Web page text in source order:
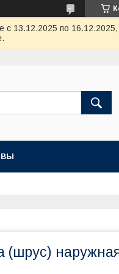
с 13.12.2025 по
(шрус)